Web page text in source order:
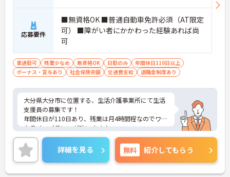
応募要件
■無資格OK ■普通自動車免許必須（AT限定
可） ■障がい者にかかわった経験あれば尚
可
車通勤可 残業少なめ 無資格OK 日勤のみ
年間休日110日以上
ボーナス・賞与あり
社会保険完備 交通費支給 退職金制度あり
大分県大分市に位置する、生活介護事業所にて生活
支援員の募集です！
年間休日が110日あり、残業は月4時間程なのでワー
クライフバランスが叶います♪
また、マイカー通勤可能で無料駐車場もあるので、
通勤らくらくです◎
ご興味のある方には、面接対策ポイントなど、さら
に詳細をご案内しますのでお気軽にご相談くださ
い！
詳細を見る 無料 紹介してもらう